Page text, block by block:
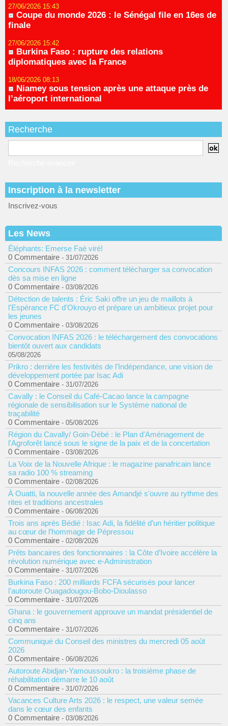
27/06/2026 15:43
Coupe du monde 2026 : le Sénégal file en 16es de
finale
27/06/2026 15:42
Burkina Faso : rupture des relations
diplomatiques avec la France
18/06/2026 08:13
Niamey sous tension après une attaque près de
l’aéroport international
Recherche
Inscription à la newsletter
Inscrivez-vous
Les News
Éléphants: Emerse Faé viré!
0 Commentaire - 31/07/2026
Concours INFAS 2026 : comment télécharger sa convocation
dès sa mise en ligne
0 Commentaire - 03/08/2026
Détection de talents : Éric Saki offre un jeu de maillots à
l'Espérance FC d'Okrouyo et prépare un ambitieux projet pour
les jeunes
0 Commentaire - 03/08/2026
Convocation INFAS 2026 : le téléchargement des convocations
bientôt ouvert aux candidats
05/08/2026
Prikro : derrière les festivités de l'Indépendance, une vision de
développement portée par Isac Adi
0 Commentaire - 31/07/2026
Cavally : le Conseil du Café-Cacao lance la campagne
régionale de sensibilisation sur le Système national de
traçabilité
0 Commentaire - 05/08/2026
Région du Cavally/ Goin-Débé : le Plan d'Aménagement de
l'Agroforêt lancé sous le signe de la paix et de la concertation
0 Commentaire - 03/08/2026
La Voix de la Nouvelle Afrique : le magazine panafricain lance
sa radio 100 % streaming
0 Commentaire - 02/08/2026
À Ouatti, la nouvelle année des Amandjé s'ouvre au rythme des
rites et traditions ancestrales
0 Commentaire - 06/08/2026
Trois ans après Bédié : Isac Adi, la fidélité d’un héritier politique
au cœur de l’hommage de Pépressou
0 Commentaire - 02/08/2026
Prêts bancaires des fonctionnaires : la Côte d’Ivoire accélère la
révolution numérique avec e-Administration
0 Commentaire - 31/07/2026
Burkina Faso : 200 milliards FCFA sécurisés pour lancer
l'autoroute Ouagadougou-Bobo-Dioulasso
0 Commentaire - 31/07/2026
Ghana : le gouvernement approuve un mandat présidentiel de
cinq ans
0 Commentaire - 31/07/2026
Communiqué du Conseil des ministres du mercredi 05 août
2026
0 Commentaire - 06/08/2026
Autoroute Abidjan-Yamoussoukro : la troisième phase de
réhabilitation démarre le 10 août
0 Commentaire - 31/07/2026
Vacances Culture Arts 2026 : le respect, une valeur semée
dans le cœur des enfants
0 Commentaire - 03/08/2026